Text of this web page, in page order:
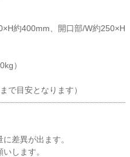
約400mm、開口部/W約250×H
）
で目安となります）
差異が出ます。
します。